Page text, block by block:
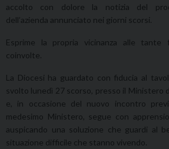
accolto con dolore la notizia del
dell’azienda annunciato nei giorni scorsi.
Esprime la propria vicinanza alle tante
coinvolte.
La Diocesi ha guardato con fiducia al
svolto lunedì 27 scorso, presso il Ministero
e, in occasione del nuovo incontro
medesimo Ministero, segue con
auspicando una soluzione che guardi al
situazione difficile che stanno vivendo.